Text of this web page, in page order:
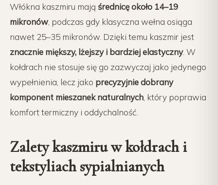
Włókna kaszmiru mają średnicę około 14–19
mikronów , podczas gdy klasyczna wełna osiąga
nawet 25–35 mikronów. Dzięki temu kaszmir jest
znacznie miększy, lżejszy i bardziej elastyczny. W
kołdrach nie stosuje się go zazwyczaj jako jedynego
wypełnienia, lecz jako precyzyjnie dobrany
komponent mieszanek naturalnych , który poprawia
komfort termiczny i oddychalność.
Zalety kaszmiru w kołdrach i
tekstyliach sypialnianych